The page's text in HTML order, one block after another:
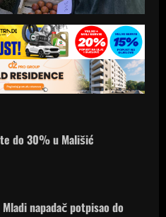
do 30% u Mališić
napadač potpisao do